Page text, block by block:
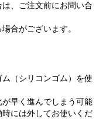
、ご注文前にお問い合
場合がございます。
（シリコンゴム）を使
早く進んでしまう可能
には外してお使いくだ